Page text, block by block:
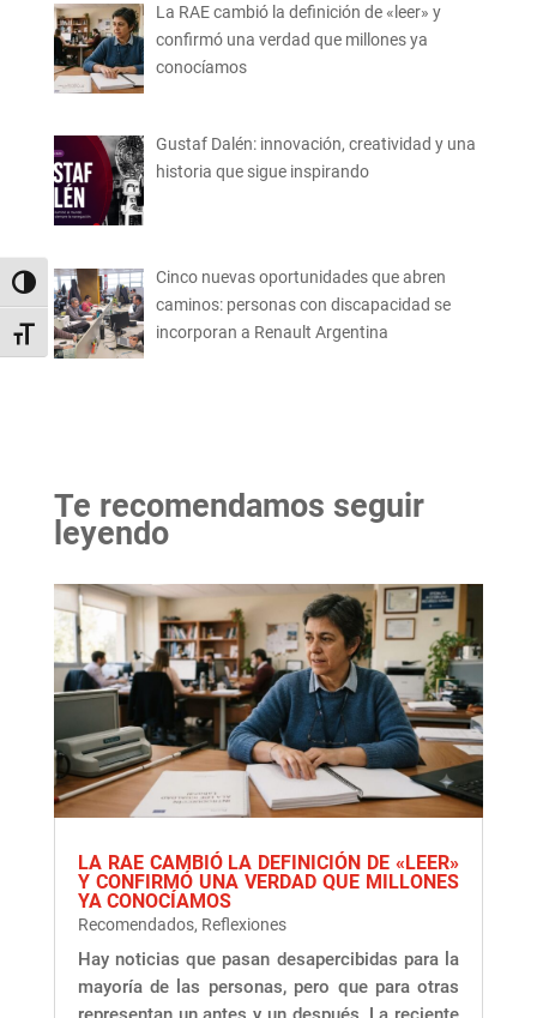
Alternar alto contraste
Alternar tamaño de letra
La RAE cambió la definición de «leer» y
confirmó una verdad que millones ya
conocíamos
Gustaf Dalén: innovación, creatividad y una
historia que sigue inspirando
Cinco nuevas oportunidades que abren
caminos: personas con discapacidad se
incorporan a Renault Argentina
Te recomendamos seguir
leyendo
LA RAE CAMBIÓ LA DEFINICIÓN DE «LEER»
Y CONFIRMÓ UNA VERDAD QUE MILLONES
YA CONOCÍAMOS
Recomendados, Reflexiones
Hay noticias que pasan desapercibidas para la
mayoría de las personas, pero que para otras